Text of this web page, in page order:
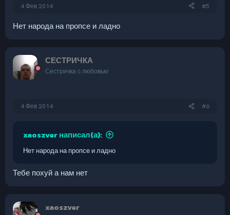
4 Фев 2014 #5
Нет народа на пропсе и ладно
СЕСТРИЧКА
Сестричка с любовью
4 Фев 2014 #6
xaoszver написал(а):
Нет народа на пропсе и ладно
Тебе похуй а нам нет
xaoszver